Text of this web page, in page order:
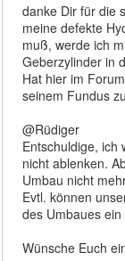
danke Dir für die
meine defekte
muß, werde ich
Geberzylinder in
Hat hier im
seinem Fundus
@Rüdiger
Entschuldige, ich
nicht ablenken.
Umbau nicht
Evtl. können
des Umbaues
Wünsche Euch